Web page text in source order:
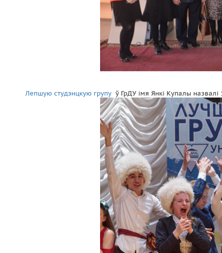
Лепшую студэнцкую групу ў ГрДУ імя Янкі Купалы назвалі